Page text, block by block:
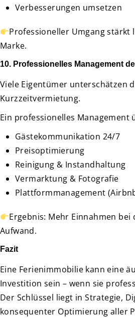
Verbesserungen umsetzen
Professioneller Umgang stärkt
Marke.
10. Professionelles Management
Viele Eigentümer unterschätzen
Kurzzeitvermietung.
Ein professionelles Management
Gästekommunikation 24/7
Preisoptimierung
Reinigung & Instandhaltung
Vermarktung & Fotografie
Plattformmanagement
Ergebnis: Mehr Einnahmen
Aufwand.
Fazit
Eine Ferienimmobilie kann eine
Investition sein – wenn sie
Der Schlüssel liegt in Strategie,
konsequenter Optimierung aller